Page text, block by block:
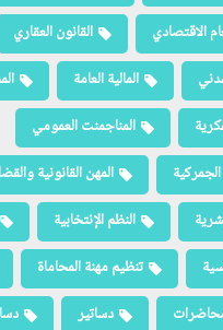
الاقتصادي
القانون العقاري
المالية العامة
المناجمنت العمومي
المهن القانونية
النظم الإنتخابية
تنظيم مهنة المحاماة
دساتير